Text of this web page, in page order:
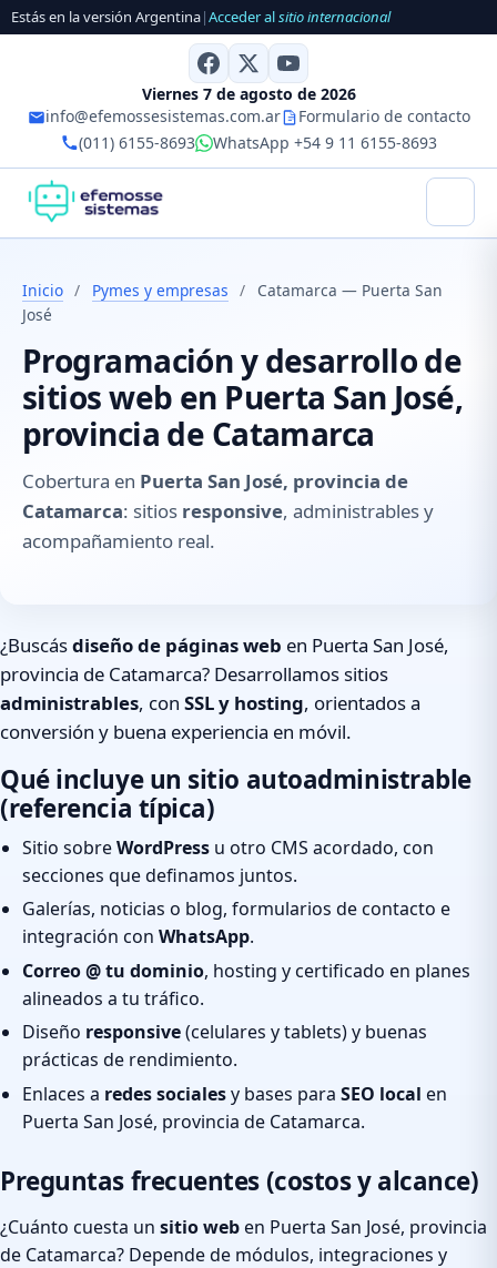
Estás en la versión Argentina|Acceder alsitio internacional
Viernes 7 de agosto de 2026
info@efemossesistemas.com.ar
Formulario de contacto
(011) 6155-8693
WhatsApp +54 9 11 6155-8693
Inicio / Pymes y empresas /
Catamarca — Puerta San
José
Programación y desarrollo de
sitios web en Puerta San José,
provincia de Catamarca
Cobertura en Puerta San José, provincia de
Catamarca: sitios responsive, administrables y
acompañamiento real.
¿Buscásdiseño de páginas web en Puerta San José,
provincia de Catamarca? Desarrollamos sitios
administrables, con SSL y hosting, orientados a
conversión y buena experiencia en móvil.
Qué incluye un sitio autoadministrable
(referencia típica)
Sitio sobreWordPress u otro CMS acordado, con
secciones que definamos juntos.
Galerías, noticias o blog, formularios de contacto e
integración con WhatsApp.
Correo @ tu dominio, hosting y certificado en planes
alineados a tu tráfico.
Diseño responsive(celulares y tablets) y buenas
prácticas de rendimiento.
Enlaces a redes socialesy bases para SEO local en
Puerta San José, provincia de Catamarca.
Preguntas frecuentes (costos y alcance)
¿Cuánto cuesta un sitio weben Puerta San José, provincia
de Catamarca? Depende de módulos, integraciones y